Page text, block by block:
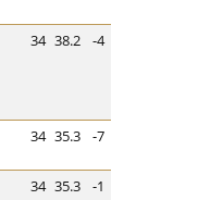
34 38.2 -4
34 35.3 -7
34 35.3 -1